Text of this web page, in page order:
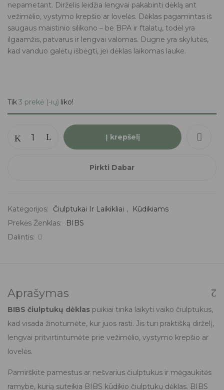
nepametant. Dirželis leidžia lengvai pakabinti dėklą ant
vežimėlio, vystymo krepšio ar lovelės. Dėklas pagamintas iš
saugaus maistinio silikono – be BPA ir ftalatų, todėl yra
ilgaamžis, patvarus ir lengvai valomas. Dugne yra skylutės,
kad vanduo galėtų išbėgti, jei dėklas laikomas lauke.
Tik3 prekė (-ių) liko!
Į krepšelį
Pirkti Dabar
Kategorijos: Čiulptukai Ir Laikikliai ,
Kūdikiams
Prekės Ženklas:
BIBS
Dalintis:
Aprašymas
BIBS čiulptukų dėklas puikiai tinka laikyti vaiko čiulptukus,
kad visada žinotumėte, kur juos rasti. Jis turi praktišką dirželį,
lengvai pritvirtintumėte prie vežimėlio, vystymo krepšio ar
lovelės.
Pamirškite pamestus ar nešvarius čiulptukus ir mėgaukitės
ramybe, kurią suteikia BIBS kūdikio čiulptukų dėklas. BIBS